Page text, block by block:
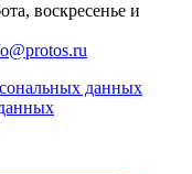
воскресенье и
данных